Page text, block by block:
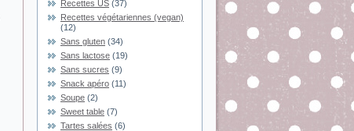
Recettes US (37)
Recettes végétariennes (vegan)
(12)
Sans gluten (34)
Sans lactose (19)
Sans sucres (9)
Snack apéro (11)
Soupe (2)
Sweet table (7)
Tartes salées (6)